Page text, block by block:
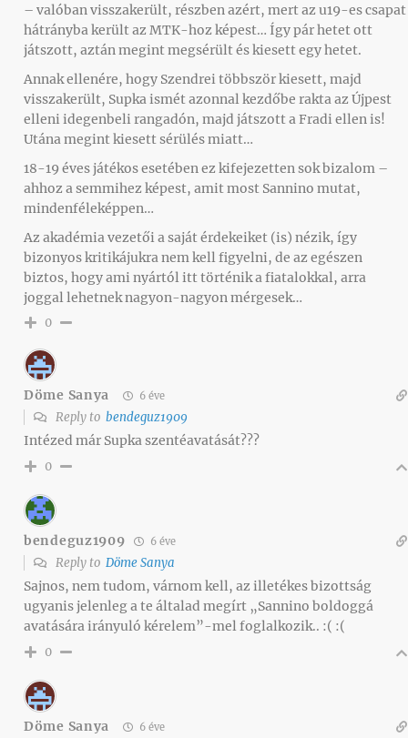
– valóban visszakerült, részben azért, mert az u19-es csapat
hátrányba került az MTK-hoz képest… Így pár hetet ott
játszott, aztán megint megsérült és kiesett egy hetet.
Annak ellenére, hogy Szendrei többször kiesett, majd
visszakerült, Supka ismét azonnal kezdőbe rakta az Újpest
elleni idegenbeli rangadón, majd játszott a Fradi ellen is!
Utána megint kiesett sérülés miatt…
18-19 éves játékos esetében ez kifejezetten sok bizalom –
ahhoz a semmihez képest, amit most Sannino mutat,
mindenféleképpen…
Az akadémia vezetői a saját érdekeiket (is) nézik, így
bizonyos kritikájukra nem kell figyelni, de az egészen
biztos, hogy ami nyártól itt történik a fiatalokkal, arra
joggal lehetnek nagyon-nagyon mérgesek…
0
Döme Sanya 6 éve
Reply to bendeguz1909
Intézed már Supka szentéavatását???
0
bendeguz1909 6 éve
Reply to Döme Sanya
Sajnos, nem tudom, várnom kell, az illetékes bizottság
ugyanis jelenleg a te általad megírt „Sannino boldoggá
avatására irányuló kérelem”-mel foglalkozik.. :( :(
0
Döme Sanya 6 éve